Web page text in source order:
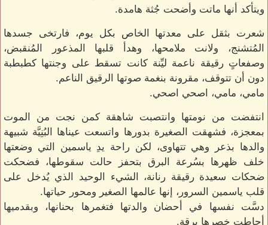
ويتأكد أنها ماتت وأضحت جُثة هامدة.
شعرت بثقل على معدتها الخاص بكل يوم، فارتخى جسدها
المُتشنج، ولانت ملامحها، وهدأ قلبها المذعور المُنقبض،
وصفعاتٍ رقيقة ناعمة ليِّنة كانت تسقط على وجنتها كطبطبة
دون أن تتوقف، مقرونة بنغمة صوتها الرقيق الناعم.
مامي، مامي، اصحي اصحي.
انتفضت من نومتها وانتصبت شاهقة كمن نجت من الموت
بمعجزة، فشهقت الصغيرة بدورها واتسعت عيناها البُنِيَّة شبيهة
والدها بذعر وهي تتهاوى، لكن راحة يدِ ياسمين التي وضعتها
خلف ظهرها بسُرعة البرق بتحفز حالت سقوطها، فضحكت
ضحكات سعيدة رقيقة رنانة، الشيء الوحيد الذي يُدخل على
قلب ياسمين السرور، إنها عالمها الصغير ومحور حياتها.
دسَّت نفسها في أحضان والدتها فتغمرها بحنانها، وبقدميها
أحاطت خصرها برقة.